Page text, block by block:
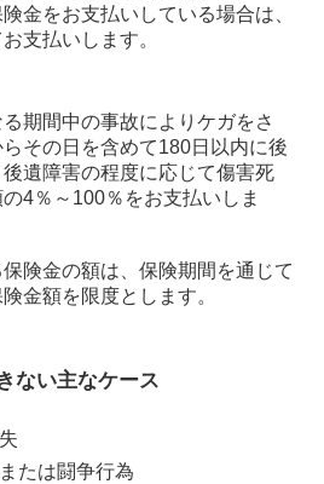
金をお支払いしている場合は、
支払いします。
期間中の事故によりケガをさ
その日を含めて180日以内に後
遺障害の程度に応じて傷害死
4％～100％をお支払いしま
険金の額は、保険期間を通じて
金額を限度とします。
ない主なケース
たは闘争行為